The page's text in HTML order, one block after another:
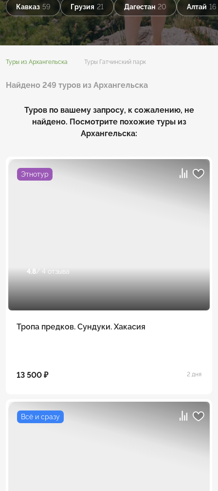
Кавказ 59 Грузия 21 Дагестан 20 Алтай 16
Туры из Архангельска Туры Гатчинский парк
Найдено 249 туров из Архангельска
Туров по вашему запросу, к сожалению, не
найдено. Посмотрите похожие туры из
Архангельска:
Этнотур
4.8/ 4 отзыва
Тропа предков. Сундуки. Хакасия
13 500 ₽ 2 дня
Всё и сразу